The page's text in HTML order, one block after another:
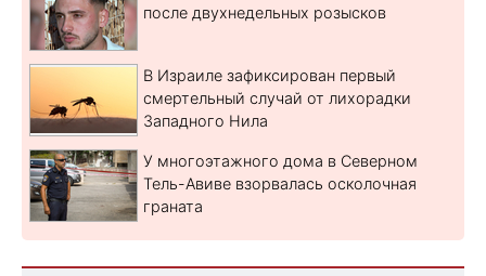
после двухнедельных розысков
В Израиле зафиксирован первый
смертельный случай от лихорадки
Западного Нила
У многоэтажного дома в Северном
Тель-Авиве взорвалась осколочная
граната